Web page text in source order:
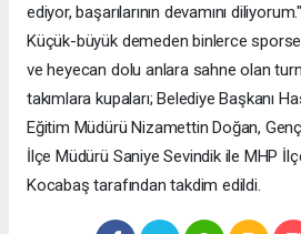
ediyor, başarılarının devamını
Küçük-büyük demeden binlerce
ve heyecan dolu anlara sahne olan
takımlara kupaları; Belediye Başkanı
Eğitim Müdürü Nizamettin Doğan,
İlçe Müdürü Saniye Sevindik ile MHP
Kocabaş tarafından takdim edildi.